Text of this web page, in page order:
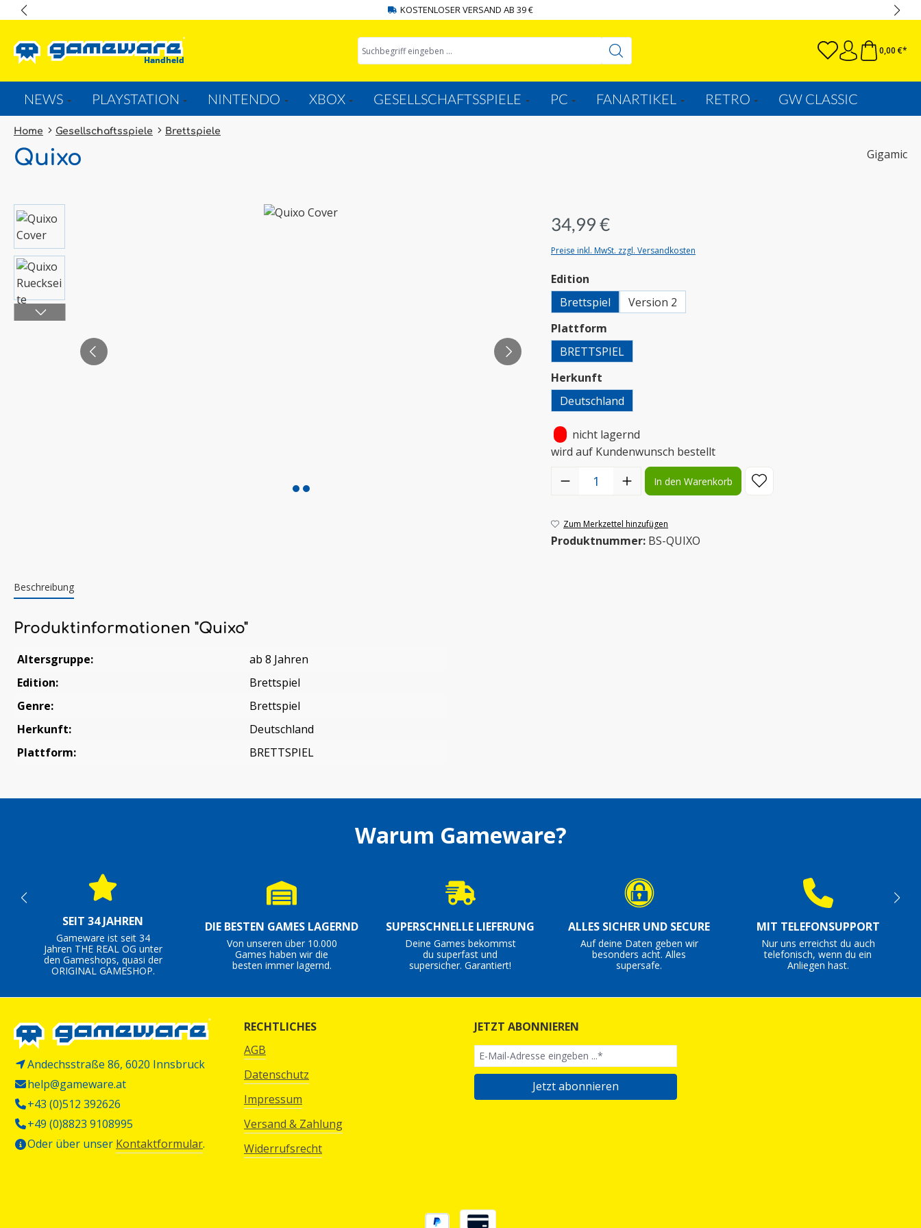
KOSTENLOSER VERSAND AB 39 €
0,00 €*
NEWS PLAYSTATION NINTENDO XBOX GESELLSCHAFTSSPIELE PC FANARTIKEL RETRO GW CLASSIC
Home Gesellschaftsspiele Brettspiele
Quixo Gigamic
Bildergalerie überspringen
34,99 €
Preise inkl. MwSt. zzgl. Versandkosten
Edition
Brettspiel
Version 2
Plattform
BRETTSPIEL
Herkunft
Deutschland
nicht lagernd
wird auf Kundenwunsch bestellt
Produkt Anzahl: Gib den gewünschten Wert ein oder benutze die
In den Warenkorb
Zum Merkzettel hinzufügen
Produktnummer: BS-QUIXO
Beschreibung
Produktinformationen "Quixo"
Altersgruppe:
ab 8 Jahren
Edition:
Brettspiel
Genre:
Brettspiel
Herkunft:
Deutschland
Plattform:
BRETTSPIEL
Warum Gameware?
SEIT 34 JAHREN
Gameware ist seit 34
Jahren THE REAL OG unter
den Gameshops, quasi der
ORIGINAL GAMESHOP.
DIE BESTEN GAMES LAGERND
Von unseren über 10.000
Games haben wir die
besten immer lagernd.
SUPERSCHNELLE LIEFERUNG
Deine Games bekommst
du superfast und
supersicher. Garantiert!
ALLES SICHER UND SECURE
Auf deine Daten geben wir
besonders acht. Alles
supersafe.
MIT TELEFONSUPPORT
Nur uns erreichst du auch
telefonisch, wenn du ein
Anliegen hast.
Andechsstraße 86, 6020 Innsbruck
help@gameware.at
+43 (0)512 392626
+49 (0)8823 9108995
Oder über unser Kontaktformular.
RECHTLICHES
AGB
Datenschutz
Impressum
Versand & Zahlung
Widerrufsrecht
JETZT ABONNIEREN
Jetzt abonnieren